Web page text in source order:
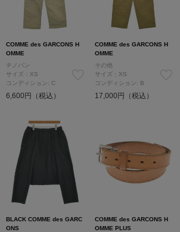
COMME des GARCONS H
OMME
チノパン
サイズ：XS
コンディション: C
6,600円（税込）
COMME des GARCONS H
OMME
その他
サイズ：XS
コンディション: B
17,000円（税込）
BLACK COMME des GARC
ONS
COMME des GARCONS H
OMME PLUS